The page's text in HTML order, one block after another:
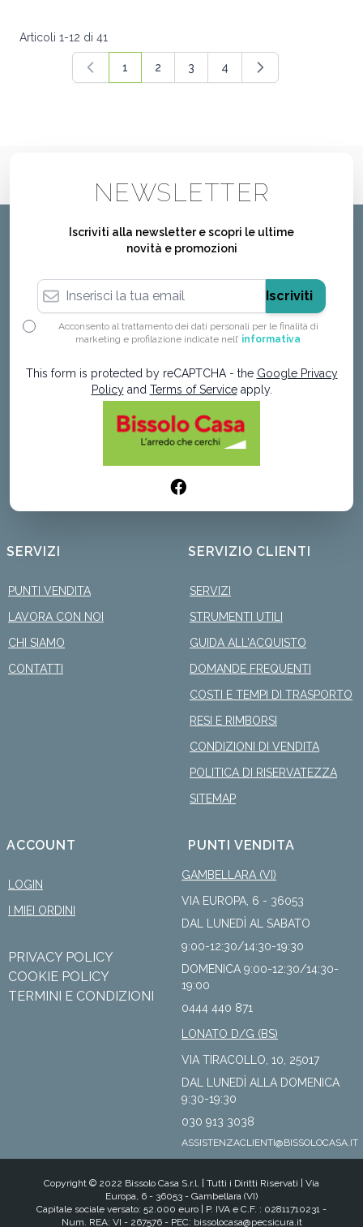
Articoli 1-12 di 41
Attualmente stai leggendo la pagina
1
Pagina
2
Pagina
3
Pagina
4
SERVIZI
PUNTI VENDITA
LAVORA CON NOI
CHI SIAMO
CONTATTI
SERVIZIO CLIENTI
SERVIZI
STRUMENTI UTILI
GUIDA ALL'ACQUISTO
DOMANDE FREQUENTI
COSTI E TEMPI DI TRASPORTO
RESI E RIMBORSI
CONDIZIONI DI VENDITA
POLITICA DI RISERVATEZZA
SITEMAP
NEWSLETTER
Iscriviti alla newsletter e scopri le ultime
novità e promozioni
Indirizzo email
Iscriviti
Acconsento al trattamento dei dati personali per le finalità di
marketing e profilazione indicate nell’ informativa
This form is protected by reCAPTCHA - the Google Privacy
Policyand Terms of Serviceapply.
ACCOUNT
LOGIN
I MIEI ORDINI
PRIVACY POLICY
COOKIE POLICY
TERMINI E CONDIZIONI
PUNTI VENDITA
GAMBELLARA (VI)
VIA EUROPA, 6 - 36053
DAL LUNEDÌ AL SABATO
9:00-12:30/14:30-19:30
DOMENICA 9:00-12:30/14:30-
19:00
0444 440 871
LONATO D/G (BS)
VIA TIRACOLLO, 10, 25017
DAL LUNEDÌ ALLA DOMENICA
9:30-19:30
030 913 3038
ASSISTENZACLIENTI@BISSOLOCASA.IT
Copyright © 2022 Bissolo Casa S.r.l. | Tutti i Diritti Riservati | Via
Europa, 6 - 36053 - Gambellara (VI)
Capitale sociale versato: 52.000 euro | P. IVA e C.F. : 02811710231 -
Num. REA: VI - 267576 - PEC: bissolocasa@pecsicura.it